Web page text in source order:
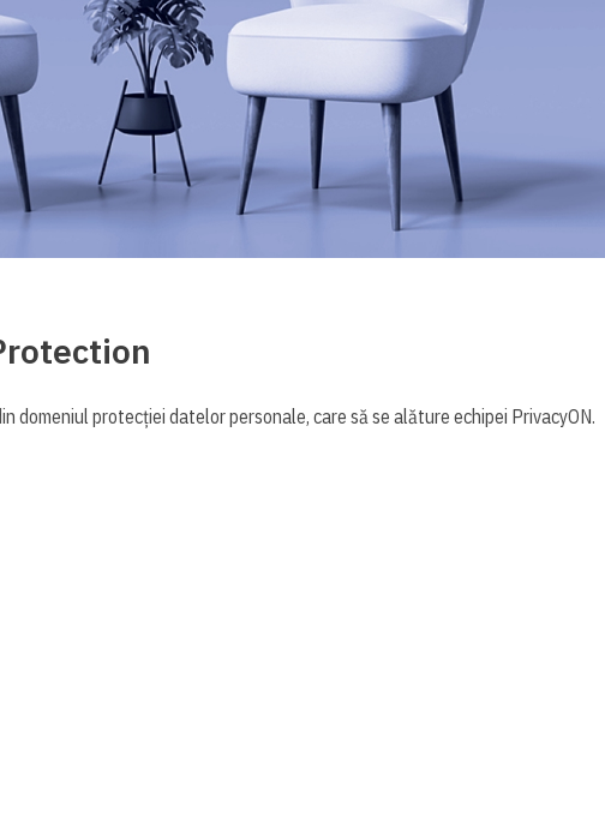
domeniul protecției datelor personale, care să se alăture echipei PrivacyON.​